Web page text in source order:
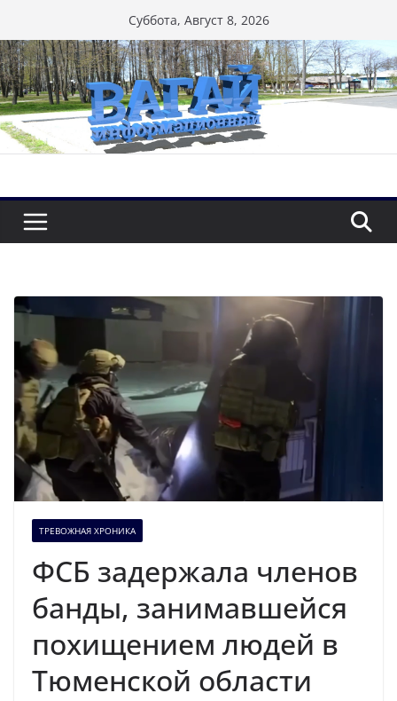
к
содержимому
Суббота, Август 8, 2026
ТРЕВОЖНАЯ ХРОНИКА
ФСБ задержала членов
банды, занимавшейся
похищением людей в
Тюменской области